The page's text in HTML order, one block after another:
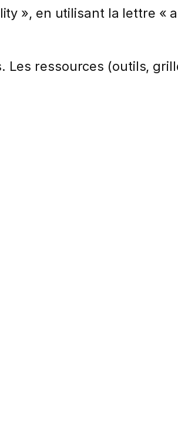
», en utilisant la lettre
ressources (outils,